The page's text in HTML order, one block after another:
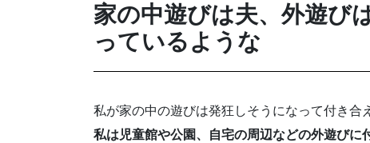
家の中遊びは夫、外遊び
っているような
私が家の中の遊びは発狂しそうになって付き合
私は児童館や公園、自宅の周辺などの外遊びに